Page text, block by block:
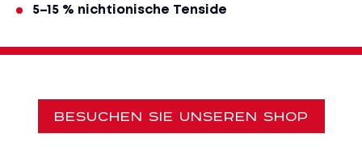
5–15 % nichtionische Tenside
BESUCHEN SIE UNSEREN SHOP